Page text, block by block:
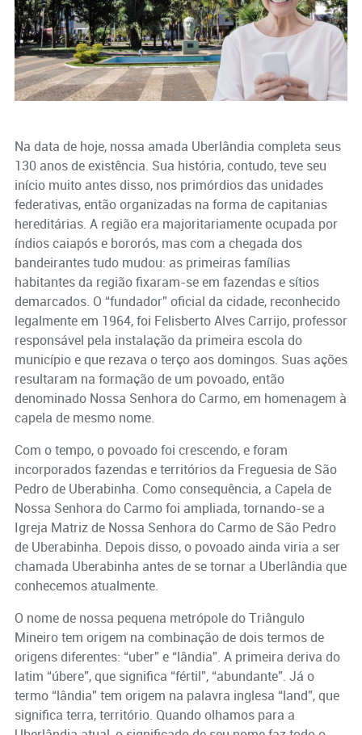
Na data de hoje, nossa amada Uberlândia completa seus
130 anos de existência. Sua história, contudo, teve seu
início muito antes disso, nos primórdios das unidades
federativas, então organizadas na forma de capitanias
hereditárias. A região era majoritariamente ocupada por
índios caiapós e bororós, mas com a chegada dos
bandeirantes tudo mudou: as primeiras famílias
habitantes da região fixaram-se em fazendas e sítios
demarcados. O “fundador” oficial da cidade, reconhecido
legalmente em 1964, foi Felisberto Alves Carrijo, professor
responsável pela instalação da primeira escola do
município e que rezava o terço aos domingos. Suas ações
resultaram na formação de um povoado, então
denominado Nossa Senhora do Carmo, em homenagem à
capela de mesmo nome.
Com o tempo, o povoado foi crescendo, e foram
incorporados fazendas e territórios da Freguesia de São
Pedro de Uberabinha. Como consequência, a Capela de
Nossa Senhora do Carmo foi ampliada, tornando-se a
Igreja Matriz de Nossa Senhora do Carmo de São Pedro
de Uberabinha. Depois disso, o povoado ainda viria a ser
chamada Uberabinha antes de se tornar a Uberlândia que
conhecemos atualmente.
O nome de nossa pequena metrópole do Triângulo
Mineiro tem origem na combinação de dois termos de
origens diferentes: “uber” e “lândia”. A primeira deriva do
latim “úbere”, que significa “fértil”, “abundante”. Já o
termo “lândia” tem origem na palavra inglesa “land”, que
significa terra, território. Quando olhamos para a